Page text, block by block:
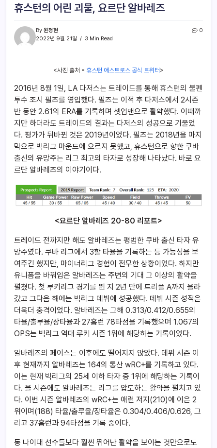
휴스턴의 어린 괴물, 요르단 알바레즈
By 원정현
2022년 9월 21일
3 Min Read
0
<사진 출처 = 휴스턴 애스트로스 공식 트위터 >
2016년 8월 1일, LA 다저스는 트레이드를 통해 휴스턴의 불펜
투수 조시 필즈를 영입했다. 필즈는 이적 후 다저스에서 2시즌
반 동안 2.61의 ERA를 기록하며 셋업맨으로 활약했다. 이때까
지만 하더라도 트레이드의 결과는 다저스의 성공으로 기울었
다. 평가가 뒤바뀐 것은 2019년이었다. 필즈는 2018년을 마지
막으로 빅리그 마운드에 오르지 못했고, 휴스턴으로 향한 쿠바
출신의 유망주는 리그 최고의 타자로 성장해 나타났다. 바로 요
르단 알바레즈의 이야기이다.
<요르단 알바레즈 20-80 리포트>
트레이드 전까지만 해도 알바레즈는 평범한 쿠바 출신 타자 유
망주였다. 쿠바 리그에서 3할 타율을 기록하는 등 가능성을 보
여주긴 했지만, 마이너리그 경험이 전무한 상황이었다. 하지만
유니폼을 바꿔입은 알바레즈는 주변의 기대 그 이상의 활약을
펼쳤다. 첫 루키리그 경기를 뛴 지 2년 만에 트리플 A까지 올라
갔고 그다음 해에는 빅리그 데뷔에 성공했다. 데뷔 시즌 성적은
더욱더 충격이었다. 알바레즈는 그해 0.313/0.412/0.655의
타율/출루율/장타율과 27홈런 78타점을 기록했으며 1.067의
OPS는 빅리그 역대 루키 시즌 1위에 해당하는 기록이었다.
알바레즈의 페이스는 이후에도 떨어지지 않았다. 데뷔 시즌 이
후 현재까지 알바레즈는 164의 통산 wRC+를 기록하고 있다.
이는 현재 빅리그의 25세 이하 타자 중 1위에 해당하는 기록이
다. 올 시즌에도 알바레즈는 리그를 압도하는 활약을 펼치고 있
다. 이번 시즌 알바레즈의 wRC+는 애런 저지(210)에 이은 2
위이며(188) 타율/출루율/장타율은 0.304/0.406/0.626, 그
리고 37홈런과 94타점을 기록 중이다.
동 나이대 선수들보다 훨씬 뛰어난 활약을 보이는 것만으로도